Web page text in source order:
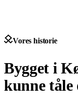
Vores historie
Bygget i
kunne tåle